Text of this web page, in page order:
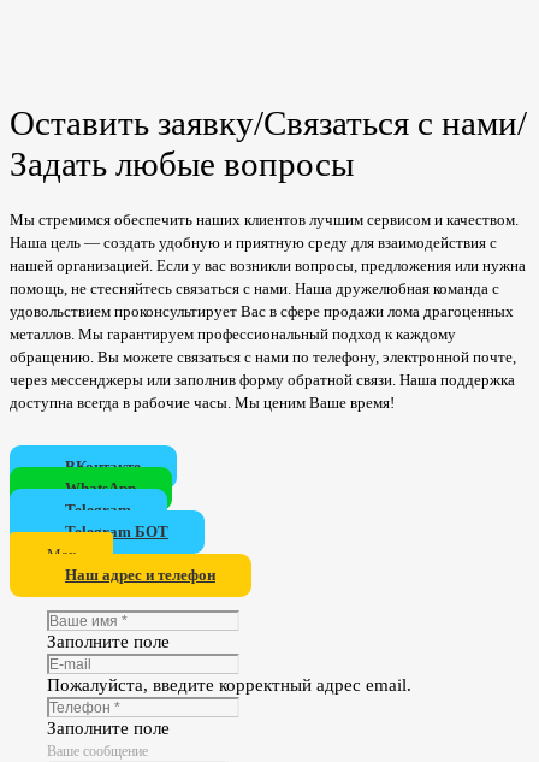
Оставить заявку/Связаться с нами/
Задать любые вопросы
Мы стремимся обеспечить наших клиентов лучшим сервисом и качеством.
Наша цель — создать удобную и приятную среду для взаимодействия с
нашей организацией. Если у вас возникли вопросы, предложения или нужна
помощь, не стесняйтесь связаться с нами. Наша дружелюбная команда с
удовольствием проконсультирует Вас в сфере продажи лома драгоценных
металлов. Мы гарантируем профессиональный подход к каждому
обращению. Вы можете связаться с нами по телефону, электронной почте,
через мессенджеры или заполнив форму обратной связи. Наша поддержка
доступна всегда в рабочие часы. Мы ценим Ваше время!
ВКонтакте
WhatsApp
Telegram
Telegram БОТ
Мах
Наш адрес и телефон
Заполните поле
Пожалуйста, введите корректный адрес email.
Заполните поле
Ваше сообщение